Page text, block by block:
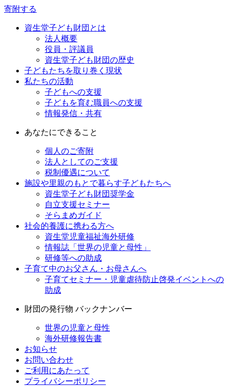
寄附する
資生堂子ども財団とは
法人概要
役員・評議員
資生堂子ども財団の歴史
子どもたちを取り巻く現状
私たちの活動
子どもへの支援
子どもを育む職員への支援
情報発信・共有
あなたにできること
個人のご寄附
法人としてのご支援
税制優遇について
施設や里親のもとで暮らす子どもたちへ
資生堂子ども財団奨学金
自立支援セミナー
そらまめガイド
社会的養護に携わる方へ
資生堂児童福祉海外研修
情報誌「世界の児童と母性」
研修等への助成
子育て中のお父さん・お母さんへ
子育てセミナー・児童虐待防止啓発イベントへの
助成
財団の発行物 バックナンバー
世界の児童と母性
海外研修報告書
お知らせ
お問い合わせ
ご利用にあたって
プライバシーポリシー